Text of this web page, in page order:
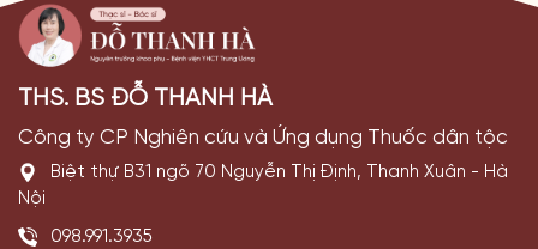
THS. BS ĐỖ THANH HÀ
Công ty CP Nghiên cứu và Ứng dụng Thuốc dân tộc
Biệt thự B31 ngõ 70 Nguyễn Thị Định, Thanh Xuân - Hà
Nội
098.991.3935